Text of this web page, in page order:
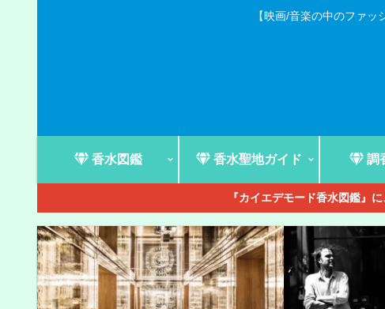
【映画/音楽の中のファ
香水図鑑 香水聖地ガイド 調
『カイエデモード香水図鑑』